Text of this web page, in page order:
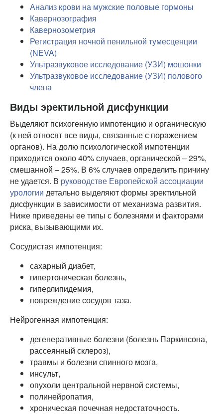
Анализ крови на мужские половые гормоны
Кавернозография
Кавернозометрия
Регистрация ночной пенильной тумесценции
(NEVA)
Ультразвуковое исследование (УЗИ) мошонки
Ультразвуковое исследование (УЗИ) полового
члена
Виды эректильной дисфункции
Выделяют психогенную импотенцию и органическую
(к ней относят все виды, связанные с поражением
органов). На долю психологической импотенции
приходится около 40% случаев, органической – 29%,
смешанной – 25%. В 6% случаев определить причину
не удается. В руководстве Европейской ассоциации
урологии детально выделяют формы эректильной
дисфункции в зависимости от механизма развития.
Ниже приведены ее типы с болезнями и факторами
риска, вызывающими их.
Сосудистая импотенция:
сахарный диабет,
гипертоническая болезнь,
гиперлипидемия,
повреждение сосудов таза.
Нейрогенная импотенция:
дегенеративные болезни (болезнь Паркинсона,
рассеянный склероз),
травмы и болезни спинного мозга,
инсульт,
опухоли центральной нервной системы,
полинейропатия,
хроническая почечная недостаточность.